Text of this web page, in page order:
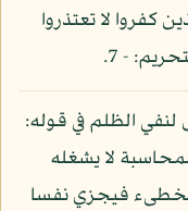
كفروا لا تعتذروا
- 7.
لنفي الظلم في قوله:
لا يشغله
فيجزي نفسا